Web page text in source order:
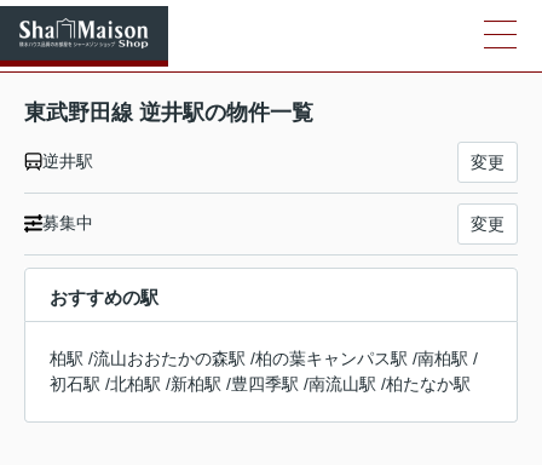
東武野田線 逆井駅の物件一覧
逆井駅 変更
募集中 変更
おすすめの駅
柏駅 /流山おおたかの森駅 /柏の葉キャンパス駅 /南柏駅 /
初石駅 /北柏駅 /新柏駅 /豊四季駅 /南流山駅 /柏たなか駅